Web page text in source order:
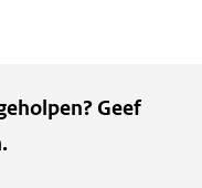
Geef